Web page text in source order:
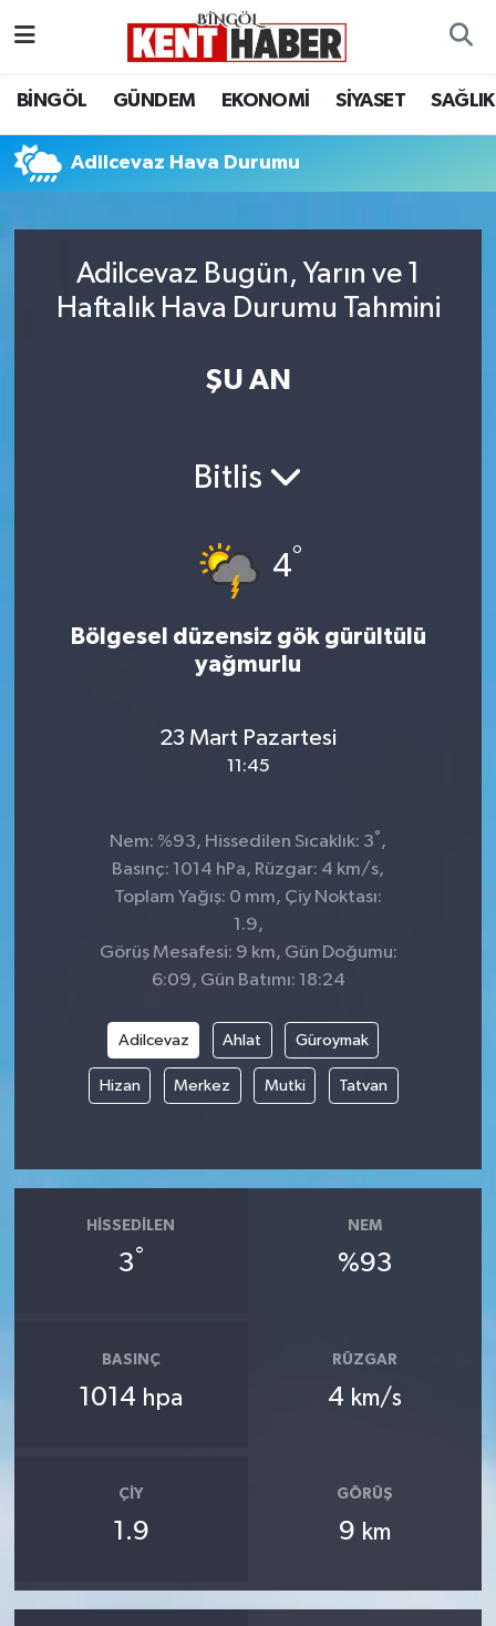
BİNGÖL GÜNDEM EKONOMİ SİYASET SAĞLIK
Adilcevaz Hava Durumu
Adilcevaz Bugün, Yarın ve 1
Haftalık Hava Durumu Tahmini
ŞU AN
Bitlis
4°
Bölgesel düzensiz gök gürültülü
yağmurlu
23 Mart Pazartesi
11:45
Nem: %93, Hissedilen Sıcaklık: 3° ,
Basınç: 1014 hPa, Rüzgar: 4 km/s,
Toplam Yağış: 0 mm, Çiy Noktası:
1.9,
Görüş Mesafesi: 9 km, Gün Doğumu:
6:09, Gün Batımı: 18:24
Adilcevaz Ahlat Güroymak
Hizan Merkez Mutki Tatvan
HISSEDILEN
3°
NEM
%93
BASINÇ
1014 hpa
RÜZGAR
4 km/s
ÇIY
1.9
GÖRÜŞ
9 km
BİLİM-TEKNOLOJİ
DÜNYA
EKONOMİ
RESMİ İLANLAR
Bingöl Hava Durumu
Bingöl Namaz Vakitleri
Süper Lig Puan Durumu ve Fikstür